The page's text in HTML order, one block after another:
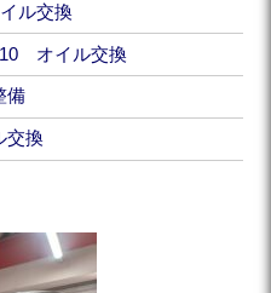
ル交換
オイル交換
備
交換